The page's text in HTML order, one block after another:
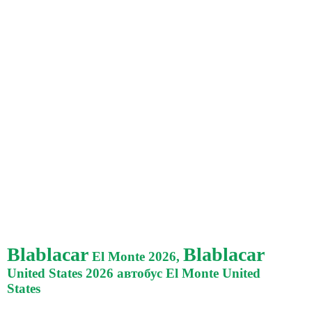
Blablacar El Monte 2026, Blablacar
United States 2026 автобус El Monte United
States